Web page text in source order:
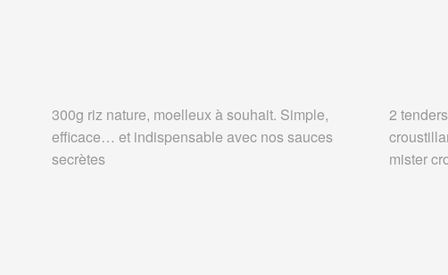
300g riz nature, moelleux à souhait. Simple,
efficace… et indispensable avec nos sauces
secrètes
2
mister